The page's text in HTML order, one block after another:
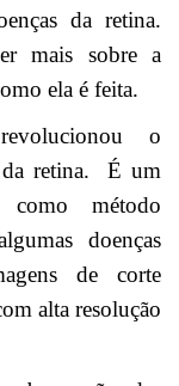
da retina.
mais sobre a
ela é feita.
o
da retina. É um
método
doenças
de corte
alta resolução